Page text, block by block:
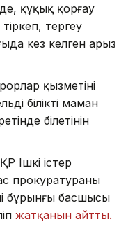
құқық қорғау
тергеу
кез келген арыз
қызметінің
білікті маман
білетінін
Ішкі істер
прокуратураның
бұрынғы басшысы
жатқанын айтты.